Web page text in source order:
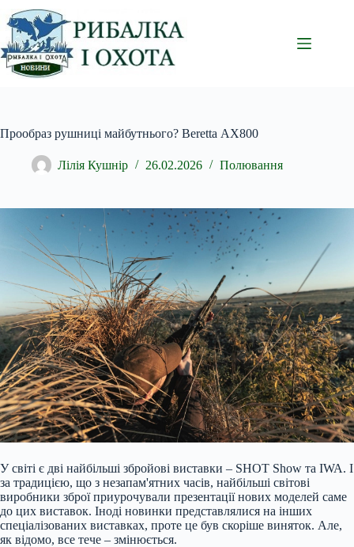
Перейти
до
вмісту
Прообраз рушниці майбутнього? Beretta АХ800
Лілія Кушнір 26.02.2026 Полювання
У світі є дві найбільші збройові виставки – SHOT Show та IWA. І
за традицією, що з незапам'ятних часів, найбільші світові
виробники зброї приурочували презентації нових моделей саме
до цих виставок. Іноді новинки представлялися на інших
спеціалізованих виставках, проте це був скоріше виняток. Але,
як відомо, все тече – змінюється.